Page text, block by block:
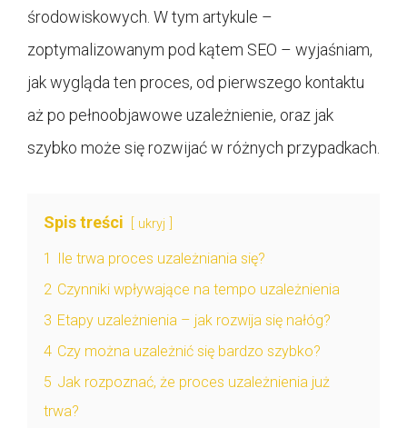
środowiskowych. W tym artykule –
zoptymalizowanym pod kątem SEO – wyjaśniam,
jak wygląda ten proces, od pierwszego kontaktu
aż po pełnoobjawowe uzależnienie, oraz jak
szybko może się rozwijać w różnych przypadkach.
Spis treści ukryj
1
Ile trwa proces uzależniania się?
2 Czynniki wpływające na tempo uzależnienia
3 Etapy uzależnienia – jak rozwija się nałóg?
4 Czy można uzależnić się bardzo szybko?
5 Jak rozpoznać, że proces uzależnienia już
trwa?